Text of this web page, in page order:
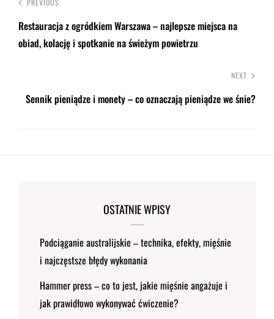
PREVIOUS
Restauracja z ogródkiem Warszawa – najlepsze miejsca na
obiad, kolację i spotkanie na świeżym powietrzu
NEXT
Sennik pieniądze i monety – co oznaczają pieniądze we śnie?
OSTATNIE WPISY
Podciąganie australijskie – technika, efekty, mięśnie
i najczęstsze błędy wykonania
Hammer press – co to jest, jakie mięśnie angażuje i
jak prawidłowo wykonywać ćwiczenie?